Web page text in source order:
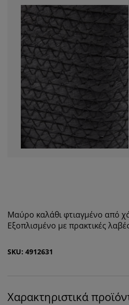
Μαύρο καλάθι φτιαγμένο από
Εξοπλισμένο με πρακτικές
SKU: 4912631
Χαρακτηριστικά